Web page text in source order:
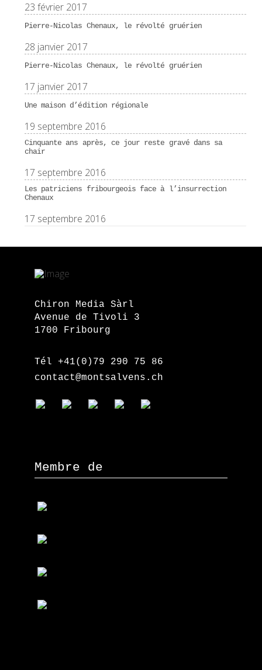
23 février 2017
Pierre-Nicolas Chenaux, le révolté gruérien
28 janvier 2017
Pierre-Nicolas Chenaux, le révolté gruérien
17 janvier 2017
Une maison d’édition régionale
19 septembre 2016
Cinquante ans après, ce jour reste gravé dans sa
chair
17 septembre 2016
Les patriciens fribourgeois face à l’insurrection
Chenaux
17 septembre 2016
Chiron Media Sàrl
Avenue de Tivoli 3
1700 Fribourg
Tél +41(0)79 290 75 86
contact@montsalvens.ch
Membre de